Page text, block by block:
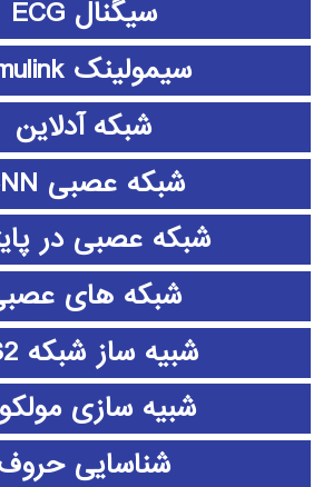
سیگنال ECG
سیمولینک simulink
شبکه آدلاین
شبکه عصبی CNN
شبکه عصبی در
شبکه های
شبیه ساز شبکه NS2
شبیه سازی
شناسایی